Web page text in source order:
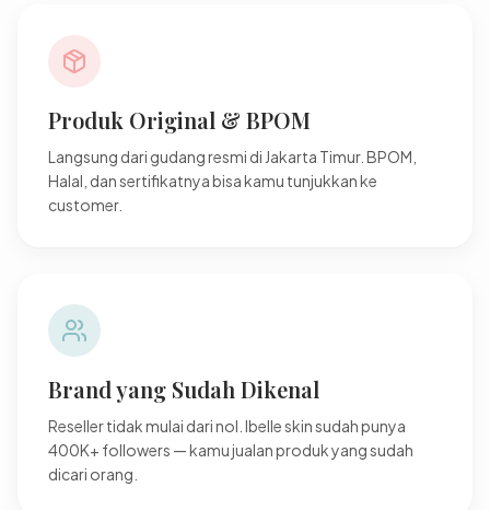
Produk Original & BPOM
Langsung dari gudang resmi di Jakarta Timur. BPOM,
Halal, dan sertifikatnya bisa kamu tunjukkan ke
customer.
Brand yang Sudah Dikenal
Reseller tidak mulai dari nol. Ibelle skin sudah punya
400K+ followers — kamu jualan produk yang sudah
dicari orang.